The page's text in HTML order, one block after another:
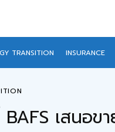
TRANSITION INSURANCE
เสนอ